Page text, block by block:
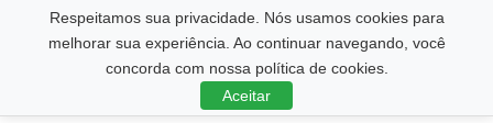
Respeitamos sua privacidade. Nós usamos cookies para
melhorar sua experiência. Ao continuar navegando, você
concorda com nossa política de cookies.
Aceitar
Pesquisar ...